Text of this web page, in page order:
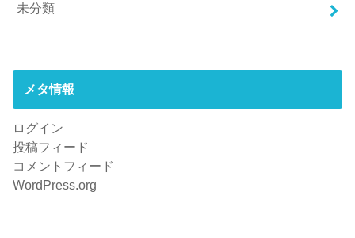
未分類
メタ情報
ログイン
投稿フィード
コメントフィード
WordPress.org